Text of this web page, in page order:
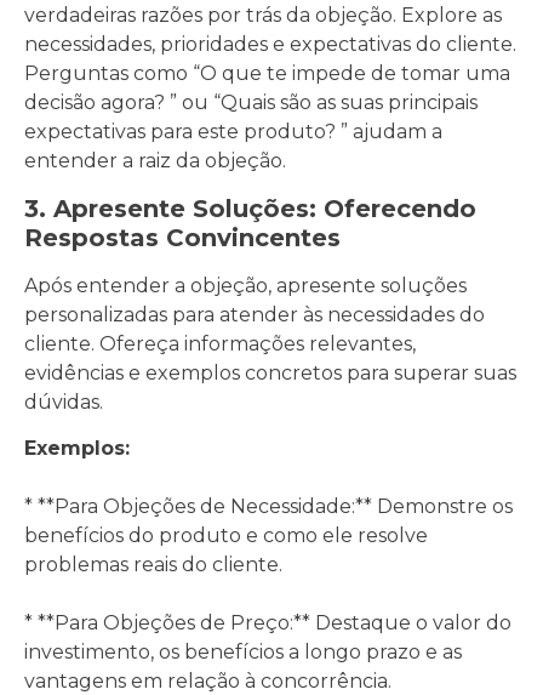
verdadeiras razões por trás da objeção. Explore as
necessidades, prioridades e expectativas do cliente.
Perguntas como “O que te impede de tomar uma
decisão agora? ” ou “Quais são as suas principais
expectativas para este produto? ” ajudam a
entender a raiz da objeção.
3. Apresente Soluções: Oferecendo
Respostas Convincentes
Após entender a objeção, apresente soluções
personalizadas para atender às necessidades do
cliente. Ofereça informações relevantes,
evidências e exemplos concretos para superar suas
dúvidas.
Exemplos:
* **Para Objeções de Necessidade:** Demonstre os
benefícios do produto e como ele resolve
problemas reais do cliente.
* **Para Objeções de Preço:** Destaque o valor do
investimento, os benefícios a longo prazo e as
vantagens em relação à concorrência.